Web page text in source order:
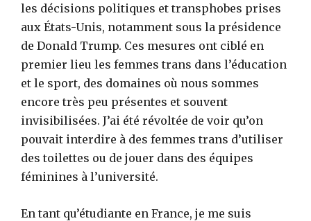
les décisions politiques et transphobes prises
aux États-Unis, notamment sous la présidence
de Donald Trump. Ces mesures ont ciblé en
premier lieu les femmes trans dans l’éducation
et le sport, des domaines où nous sommes
encore très peu présentes et souvent
invisibilisées. J’ai été révoltée de voir qu’on
pouvait interdire à des femmes trans d’utiliser
des toilettes ou de jouer dans des équipes
féminines à l’université.
En tant qu’étudiante en France, je me suis